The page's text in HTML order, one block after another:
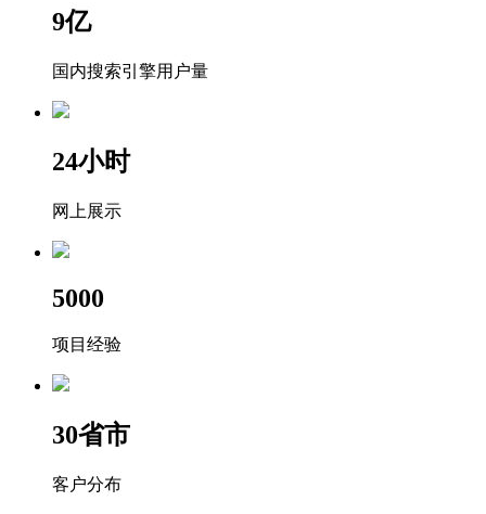
9亿
国内搜索引擎用户量
24小时
网上展示
5000
项目经验
30省市
客户分布